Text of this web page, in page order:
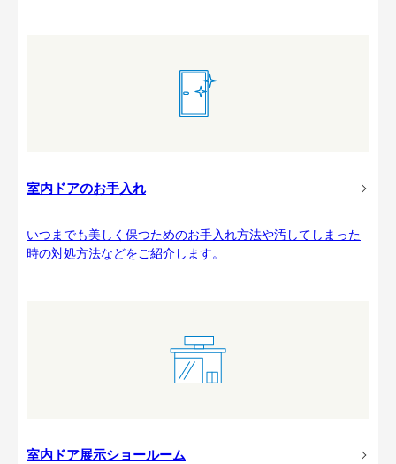
室内ドアのお手入れ
いつまでも美しく保つためのお手入れ方法や汚してしまった
時の対処方法などをご紹介します。
室内ドア展示ショールーム